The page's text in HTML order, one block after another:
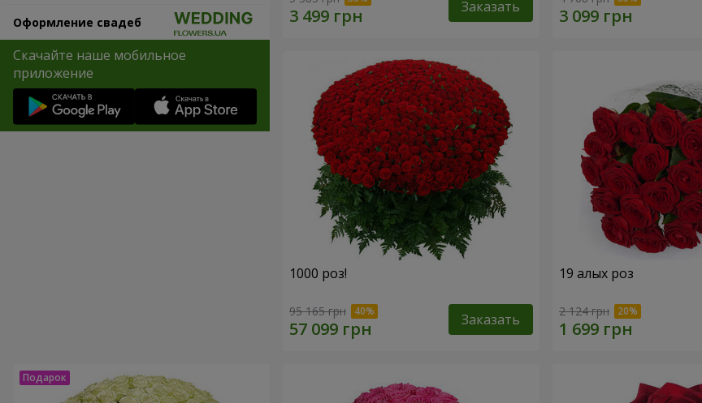
Оформление свадеб
Скачайте наше мобильное
приложение
Заказать
1000 роз!
95 165 грн Заказать
19 алых роз
2 124 грн